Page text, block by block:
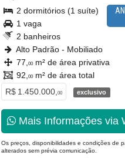
2 dormitórios (1 suíte)
1 vaga
2 banheiros
Alto Padrão - Mobiliado
77, 00m² de área privativa
92, 00m² de área total
R$ 1.450.000, 00 exclusivo
Mais Informações via
Os preços, disponibilidades e condições de
alterados sem prévia comunicação.